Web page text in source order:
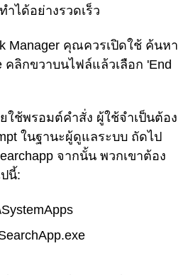
ได้อย่างรวดเร็ว
Manager คุณควรเปิดใช้ ค้นหา
คลิกขวาบนไฟล์แล้วเลือก 'End
ช้พรอมต์คำสั่ง ผู้ใช้จำเป็นต้อง
ในฐานะผู้ดูแลระบบ ถัดไป
จากนั้น พวกเขาต้อง
นี้: